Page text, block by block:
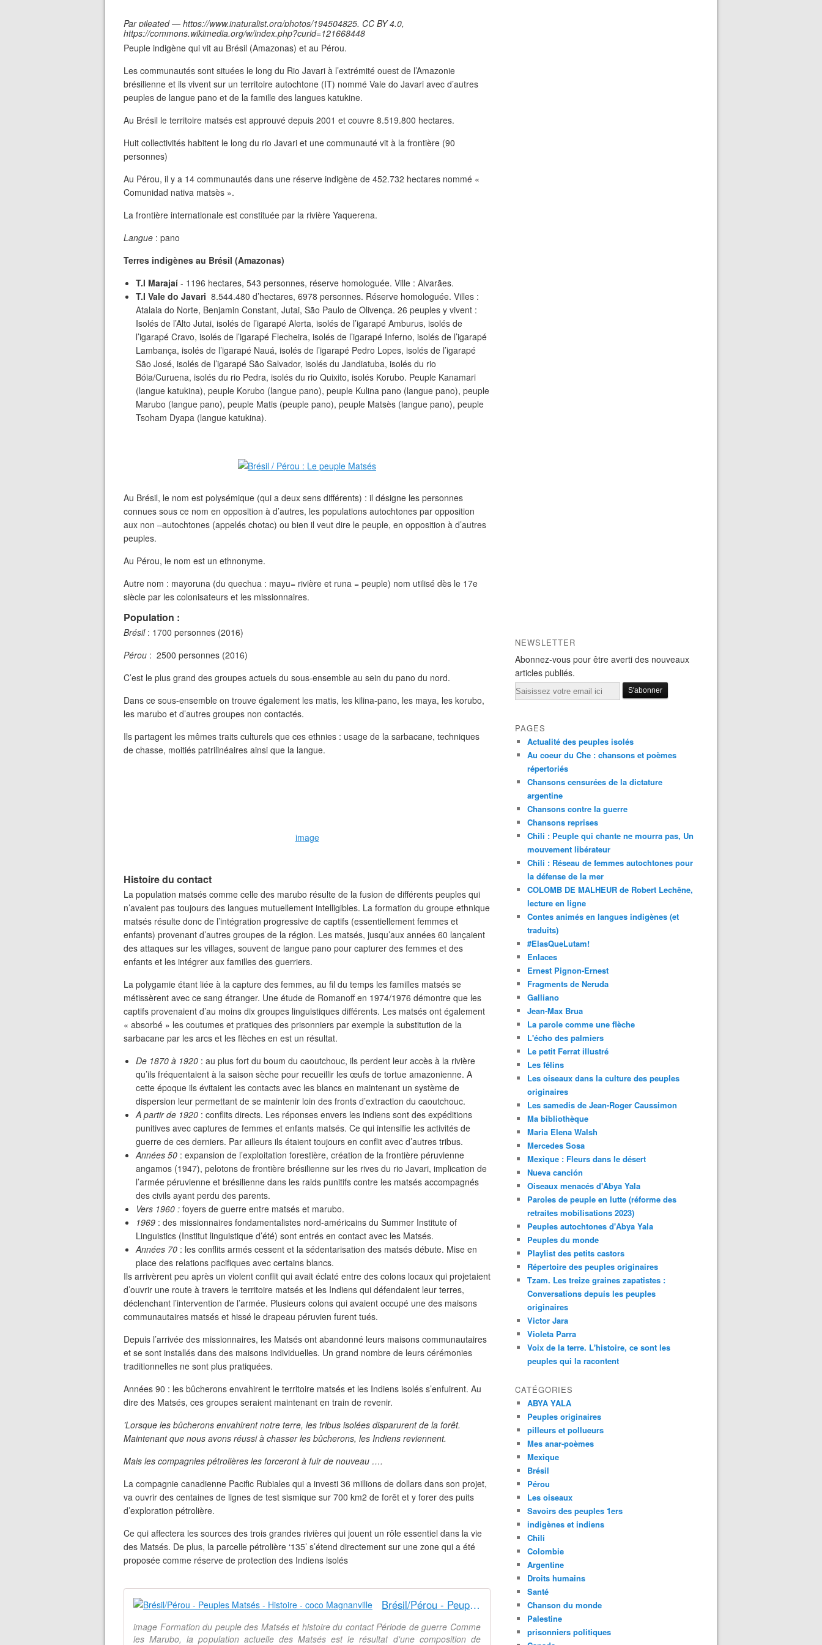
Par pileated — https://www.inaturalist.org/photos/194504825, CC BY 4.0,
https://commons.wikimedia.org/w/index.php?curid=121668448
Peuple indigène qui vit au Brésil (Amazonas) et au Pérou.
Les communautés sont situées le long du Rio Javari à l’extrémité ouest de l’Amazonie
brésilienne et ils vivent sur un territoire autochtone (IT) nommé Vale do Javari avec d’autres
peuples de langue pano et de la famille des langues katukine.
Au Brésil le territoire matsés est approuvé depuis 2001 et couvre 8.519.800 hectares.
Huit collectivités habitent le long du rio Javari et une communauté vit à la frontière (90
personnes)
Au Pérou, il y a 14 communautés dans une réserve indigène de 452.732 hectares nommé «
Comunidad nativa matsès ».
La frontière internationale est constituée par la rivière Yaquerena.
Langue : pano
Terres indigènes au Brésil (Amazonas)
T.I Marajaí - 1196 hectares, 543 personnes, réserve homologuée. Ville : Alvarães.
T.I Vale do Javari 8.544.480 d’hectares, 6978 personnes. Réserve homologuée. Villes :
Atalaia do Norte, Benjamin Constant, Jutai, São Paulo de Olivença. 26 peuples y vivent :
Isolés de l’Alto Jutai, isolés de l’igarapé Alerta, isolés de l’igarapé Amburus, isolés de
l’igarapé Cravo, isolés de l’igarapé Flecheira, isolés de l’igarapé Inferno, isolés de l’igarapé
Lambança, isolés de l’igarapé Nauá, isolés de l’igarapé Pedro Lopes, isolés de l’igarapé
São José, isolés de l’igarapé São Salvador, isolés du Jandiatuba, isolés du rio
Bóia/Curuena, isolés du rio Pedra, isolés du rio Quixito, isolés Korubo. Peuple Kanamari
(langue katukina), peuple Korubo (langue pano), peuple Kulina pano (langue pano), peuple
Marubo (langue pano), peuple Matis (peuple pano), peuple Matsès (langue pano), peuple
Tsoham Dyapa (langue katukina).
Au Brésil, le nom est polysémique (qui a deux sens différents) : il désigne les personnes
connues sous ce nom en opposition à d’autres, les populations autochtones par opposition
aux non –autochtones (appelés chotac) ou bien il veut dire le peuple, en opposition à d’autres
peuples.
Au Pérou, le nom est un ethnonyme.
Autre nom : mayoruna (du quechua : mayu= rivière et runa = peuple) nom utilisé dès le 17e
siècle par les colonisateurs et les missionnaires.
Population :
Brésil : 1700 personnes (2016)
Pérou : 2500 personnes (2016)
C’est le plus grand des groupes actuels du sous-ensemble au sein du pano du nord.
Dans ce sous-ensemble on trouve également les matis, les kilina-pano, les maya, les korubo,
les marubo et d’autres groupes non contactés.
Ils partagent les mêmes traits culturels que ces ethnies : usage de la sarbacane, techniques
de chasse, moitiés patrilinéaires ainsi que la langue.
image
Histoire du contact
La population matsés comme celle des marubo résulte de la fusion de différents peuples qui
n’avaient pas toujours des langues mutuellement intelligibles. La formation du groupe ethnique
matsés résulte donc de l’intégration progressive de captifs (essentiellement femmes et
enfants) provenant d’autres groupes de la région. Les matsés, jusqu’aux années 60 lançaient
des attaques sur les villages, souvent de langue pano pour capturer des femmes et des
enfants et les intégrer aux familles des guerriers.
La polygamie étant liée à la capture des femmes, au fil du temps les familles matsés se
métissèrent avec ce sang étranger. Une étude de Romanoff en 1974/1976 démontre que les
captifs provenaient d’au moins dix groupes linguistiques différents. Les matsés ont également
« absorbé » les coutumes et pratiques des prisonniers par exemple la substitution de la
sarbacane par les arcs et les flèches en est un résultat.
De 1870 à 1920 : au plus fort du boum du caoutchouc, ils perdent leur accès à la rivière
qu’ils fréquentaient à la saison sèche pour recueillir les œufs de tortue amazonienne. A
cette époque ils évitaient les contacts avec les blancs en maintenant un système de
dispersion leur permettant de se maintenir loin des fronts d’extraction du caoutchouc.
A partir de 1920 : conflits directs. Les réponses envers les indiens sont des expéditions
punitives avec captures de femmes et enfants matsés. Ce qui intensifie les activités de
guerre de ces derniers. Par ailleurs ils étaient toujours en conflit avec d’autres tribus.
Années 50 : expansion de l’exploitation forestière, création de la frontière péruvienne
angamos (1947), pelotons de frontière brésilienne sur les rives du rio Javari, implication de
l’armée péruvienne et brésilienne dans les raids punitifs contre les matsés accompagnés
des civils ayant perdu des parents.
Vers 1960 : foyers de guerre entre matsés et marubo.
1969 : des missionnaires fondamentalistes nord-américains du Summer Institute of
Linguistics (Institut linguistique d’été) sont entrés en contact avec les Matsés.
Années 70 : les conflits armés cessent et la sédentarisation des matsés débute. Mise en
place des relations pacifiques avec certains blancs.
Ils arrivèrent peu après un violent conflit qui avait éclaté entre des colons locaux qui projetaient
d’ouvrir une route à travers le territoire matsés et les Indiens qui défendaient leur terres,
déclenchant l’intervention de l’armée. Plusieurs colons qui avaient occupé une des maisons
communautaires matsés et hissé le drapeau péruvien furent tués.
Depuis l’arrivée des missionnaires, les Matsés ont abandonné leurs maisons communautaires
et se sont installés dans des maisons individuelles. Un grand nombre de leurs cérémonies
traditionnelles ne sont plus pratiquées.
Années 90 : les bûcherons envahirent le territoire matsés et les Indiens isolés s’enfuirent. Au
dire des Matsés, ces groupes seraient maintenant en train de revenir.
’Lorsque les bûcherons envahirent notre terre, les tribus isolées disparurent de la forêt.
Maintenant que nous avons réussi à chasser les bûcherons, les Indiens reviennent.
Mais les compagnies pétrolières les forceront à fuir de nouveau ….
La compagnie canadienne Pacific Rubiales qui a investi 36 millions de dollars dans son projet,
va ouvrir des centaines de lignes de test sismique sur 700 km2 de forêt et y forer des puits
d’exploration pétrolière.
Ce qui affectera les sources des trois grandes rivières qui jouent un rôle essentiel dans la vie
des Matsés. De plus, la parcelle pétrolière ‘135’ s’étend directement sur une zone qui a été
proposée comme réserve de protection des Indiens isolés
Brésil/Pérou - Peuples Matsés - Histoire - coco Magnanville
image Formation du peuple des Matsés et histoire du contact Période de guerre Comme
les Marubo, la population actuelle des Matsés est le résultat d'une composition de
NEWSLETTER
Abonnez-vous pour être averti des nouveaux
articles publiés.
Email
PAGES
Actualité des peuples isolés
Au coeur du Che : chansons et poèmes
répertoriés
Chansons censurées de la dictature
argentine
Chansons contre la guerre
Chansons reprises
Chili : Peuple qui chante ne mourra pas, Un
mouvement libérateur
Chili : Réseau de femmes autochtones pour
la défense de la mer
COLOMB DE MALHEUR de Robert Lechêne,
lecture en ligne
Contes animés en langues indigènes (et
traduits)
#ElasQueLutam!
Enlaces
Ernest Pignon-Ernest
Fragments de Neruda
Galliano
Jean-Max Brua
La parole comme une flèche
L'écho des palmiers
Le petit Ferrat illustré
Les félins
Les oiseaux dans la culture des peuples
originaires
Les samedis de Jean-Roger Caussimon
Ma bibliothèque
Maria Elena Walsh
Mercedes Sosa
Mexique : Fleurs dans le désert
Nueva canción
Oiseaux menacés d'Abya Yala
Paroles de peuple en lutte (réforme des
retraites mobilisations 2023)
Peuples autochtones d'Abya Yala
Peuples du monde
Playlist des petits castors
Répertoire des peuples originaires
Tzam. Les treize graines zapatistes :
Conversations depuis les peuples
originaires
Victor Jara
Violeta Parra
Voix de la terre. L'histoire, ce sont les
peuples qui la racontent
CATÉGORIES
ABYA YALA
Peuples originaires
pilleurs et pollueurs
Mes anar-poèmes
Mexique
Brésil
Pérou
Les oiseaux
Savoirs des peuples 1ers
indigènes et indiens
Chili
Colombie
Argentine
Droits humains
Santé
Chanson du monde
Palestine
prisonniers politiques